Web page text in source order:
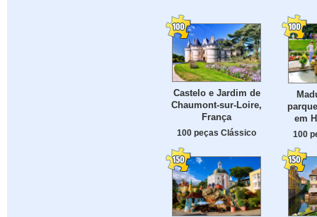
Castelo e Jardim de
Chaumont-sur-Loire,
França
100 peças Clássico
em
100